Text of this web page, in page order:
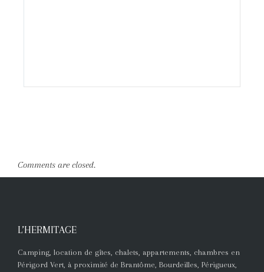
Comments are closed.
L’HERMITAGE
Camping, location de gîtes, chalets, appartements, chambres en
Périgord Vert, à proximité de Brantôme, Bourdeilles, Périgueux,